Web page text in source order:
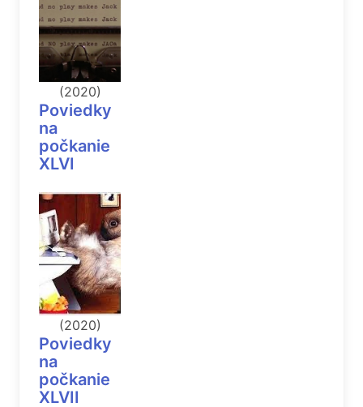
(2020)
Poviedky
na
počkanie
XLVI
(2020)
Poviedky
na
počkanie
XLVII